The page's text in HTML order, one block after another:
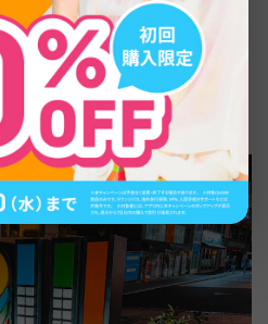
先を検索し、英語住所を確認
は、ホテル名だけでも入力す
とはほとんどありません。